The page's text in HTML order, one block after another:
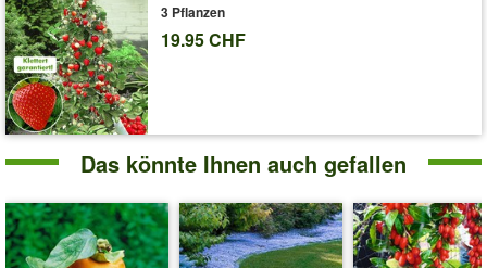
3 Pflanzen
19.95 CHF
Das könnte Ihnen auch gefallen